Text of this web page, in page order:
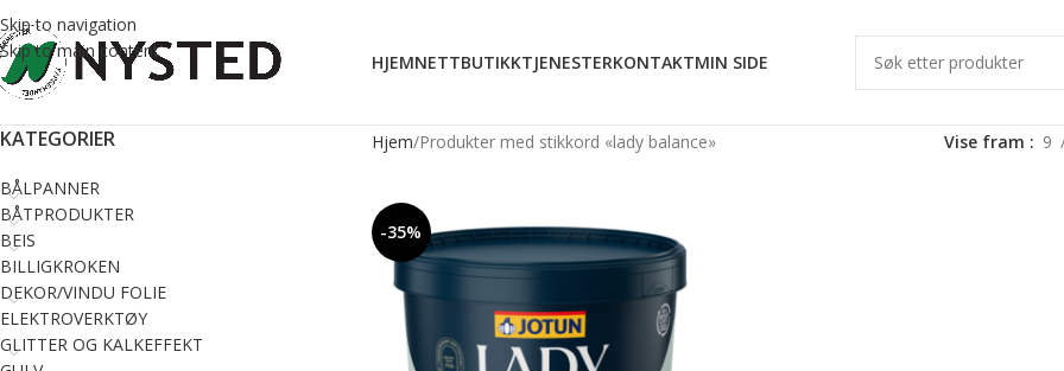
Skip to navigation
Skip to main content
HJEMNETTBUTIKKTJENESTERKONTAKTMIN SIDE
KATEGORIER
BÅLPANNER
BÅTPRODUKTER
BEIS
BILLIGKROKEN
DEKOR/VINDU FOLIE
ELEKTROVERKTØY
GLITTER OG KALKEFFEKT
Hjem Produkter med stikkord «lady balance» Vise fram 9
-35%